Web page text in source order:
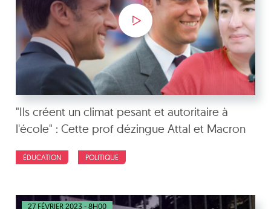
"Ils créent un climat pesant et autoritaire à
l'école" : Cette prof dézingue Attal et Macron
ÉDUCATION POLITIQUE
27 FÉVRIER 2023 - 8H00